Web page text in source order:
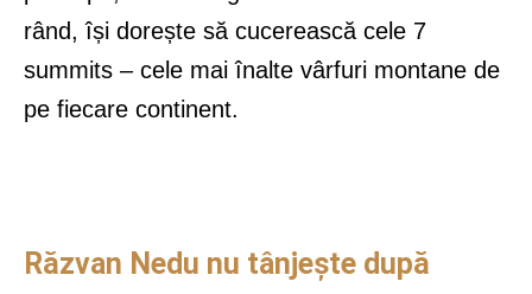
rând, își dorește să cucerească cele 7
summits – cele mai înalte vârfuri montane de
pe fiecare continent.
Răzvan Nedu nu tânjește după